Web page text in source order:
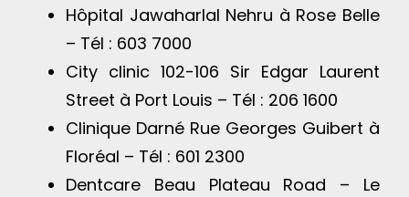
Hôpital Jawaharlal Nehru à Rose Belle
– Tél : 603 7000
City clinic 102-106 Sir Edgar Laurent
Street à Port Louis – Tél : 206 1600
Clinique Darné Rue Georges Guibert à
Floréal – Tél : 601 2300
Dentcare Beau Plateau Road – Le